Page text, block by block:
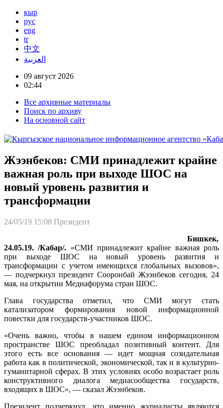
кыр
рус
eng
tr
中文
العربية
09 август 2026
02:44
Все архивные материалы
Поиск по архиву
На основной сайт
Жээнбеков: СМИ принадлежит крайне
важная роль при выходе ШОС на
новый уровень развития и
трансформации
24/05/19 15:08 Президент
Бишкек,
24.05.19. /Кабар/. «СМИ принадлежит крайне важная роль
при выходе ШОС на новый уровень развития и
трансформации с учетом имеющихся глобальных вызовов»,
— подчеркнул президент Сооронбай Жээнбеков сегодня, 24
мая, на открытии Медиафорума стран ШОС.
Глава государства отметил, что СМИ могут стать
катализатором формирования новой информационной
повестки для государств-участников ШОС.
«Очень важно, чтобы в нашем едином информационном
пространстве ШОС преобладал позитивный контент. Для
этого есть все основания — идет мощная созидательная
работа как в политической, экономической, так и в культурно-
гуманитарной сферах. В этих условиях особо возрастает роль
конструктивного диалога медиасообщества государств,
входящих в ШОС», — сказал Жээнбеков.
Президент подчеркнул, что именно журналисты являются